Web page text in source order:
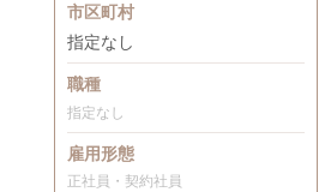
市区町村
指定なし
職種
指定なし
雇用形態
正社員・契約社員